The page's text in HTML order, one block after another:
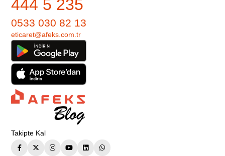
444 5 235
0533 030 82 13
eticaret@afeks.com.tr
Takipte Kal